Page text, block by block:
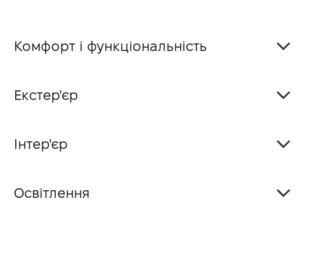
Комфорт і функціональність
Екстер'єр
Інтер'єр
Освітлення